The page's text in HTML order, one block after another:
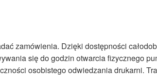
zamówienia. Dzięki dostępności
się do godzin otwarcia fizycznego
osobistego odwiedzania drukarni.